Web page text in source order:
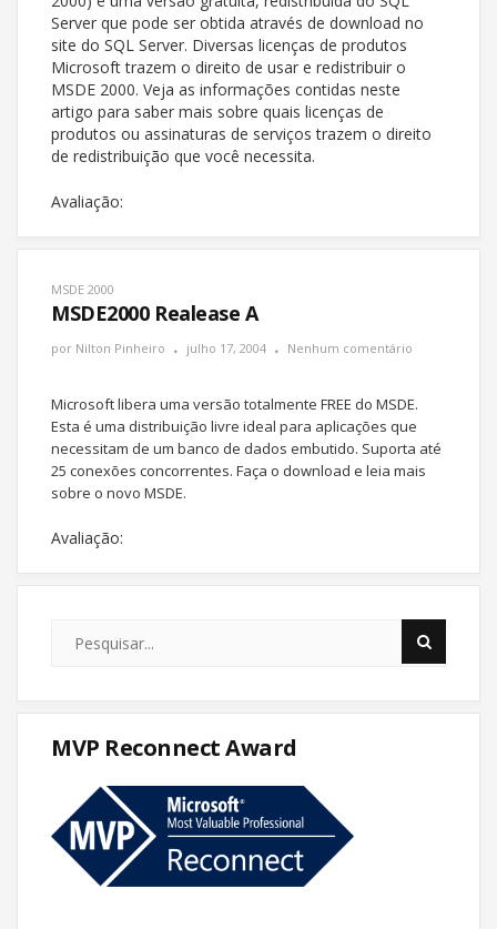
Server que pode ser obtida através de download no
site do SQL Server. Diversas licenças de produtos
Microsoft trazem o direito de usar e redistribuir o
MSDE 2000. Veja as informações contidas neste
artigo para saber mais sobre quais licenças de
produtos ou assinaturas de serviços trazem o direito
de redistribuição que você necessita.
Avaliação:
MSDE 2000
MSDE2000 Realease A
por Nilton Pinheiro julho 17, 2004 Nenhum comentário
Microsoft libera uma versão totalmente FREE do MSDE.
Esta é uma distribuição livre ideal para aplicações que
necessitam de um banco de dados embutido. Suporta até
25 conexões concorrentes. Faça o download e leia mais
sobre o novo MSDE.
Avaliação:
MVP Reconnect Award